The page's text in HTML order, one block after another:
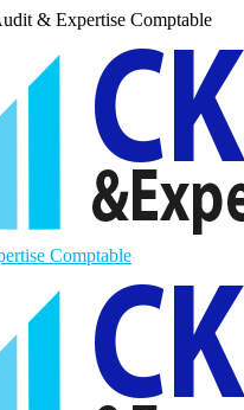
& Expertise Comptable